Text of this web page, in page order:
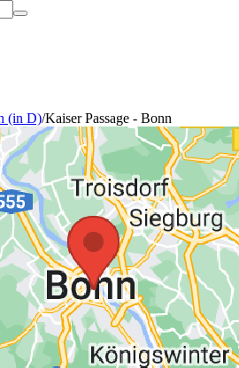
(in D)/Kaiser Passage - Bonn